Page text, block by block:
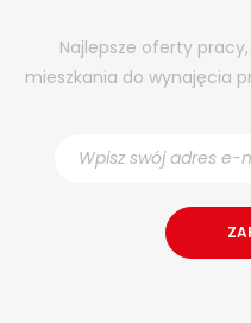
Najlepsze oferty
mieszkania do wynajęcia